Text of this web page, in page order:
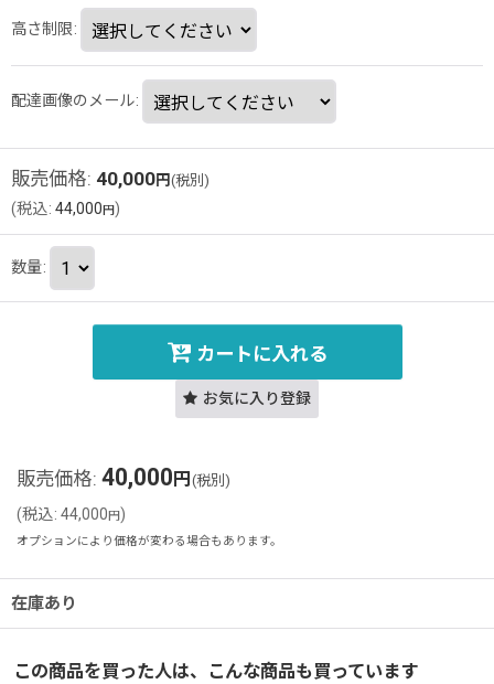
高さ制限:
配達画像のメール:
販売価格: 40,000円 (税別)
(税込: 44,000円)
数量:
カートに入れる
お気に入り登録
販売価格: 40,000 円 (税別)
(税込: 44,000円)
オプションにより価格が変わる場合もあります。
在庫あり
この商品を買った人は、こんな商品も買っています